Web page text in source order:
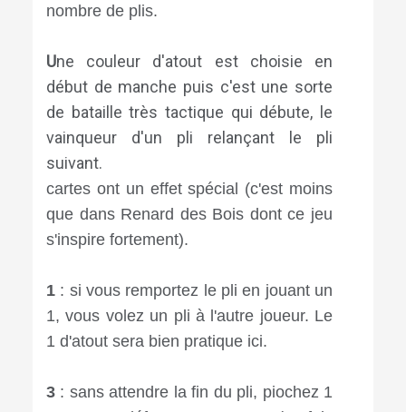
nombre de plis.
Une couleur d'atout est choisie en
début de manche puis c'est une sorte
de bataille très tactique qui débute, le
vainqueur d'un pli relançant le pli
suivant. ⠀⠀⠀⠀⠀⠀⠀⠀⠀⠀⠀⠀⠀⠀⠀⠀⠀⠀
cartes ont un effet spécial (c'est moins
que dans Renard des Bois dont ce jeu
s'inspire fortement).
1: si vous remportez le pli en jouant un
1, vous volez un pli à l'autre joueur. Le
1 d'atout sera bien pratique ici.⠀⠀
3: sans attendre la fin du pli, piochez 1